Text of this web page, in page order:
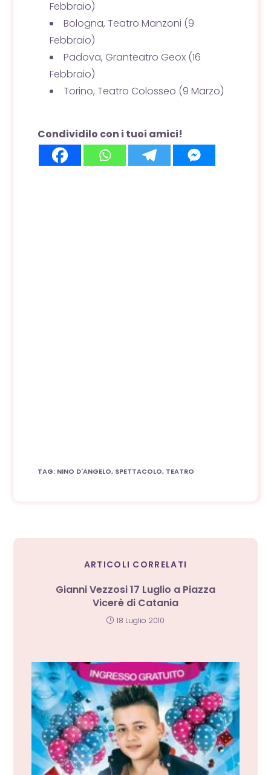
Febbraio)
Bologna, Teatro Manzoni (9
Febbraio)
Padova, Granteatro Geox (16
Febbraio)
Torino, Teatro Colosseo (9 Marzo)
Condividilo con i tuoi amici!
TAG: NINO D'ANGELO, SPETTACOLO, TEATRO
ARTICOLI CORRELATI
Gianni Vezzosi 17 Luglio a Piazza
Vicerè di Catania
18 Luglio 2010